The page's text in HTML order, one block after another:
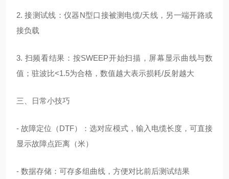
2. 接测试线：仪器N型口接被测电缆/天线，另一端开路或
接负载
3. 扫频看结果：按SWEEP开始扫描，屏幕显示曲线与数
值；驻波比<1.5为合格，数值越大表示损耗/反射越大
三、日常小技巧
- 故障定位（DTF）：选对应模式，输入电缆长度，可直接
显示故障点距离（米）
- 数据存储：可存多组曲线，方便对比前后测试结果